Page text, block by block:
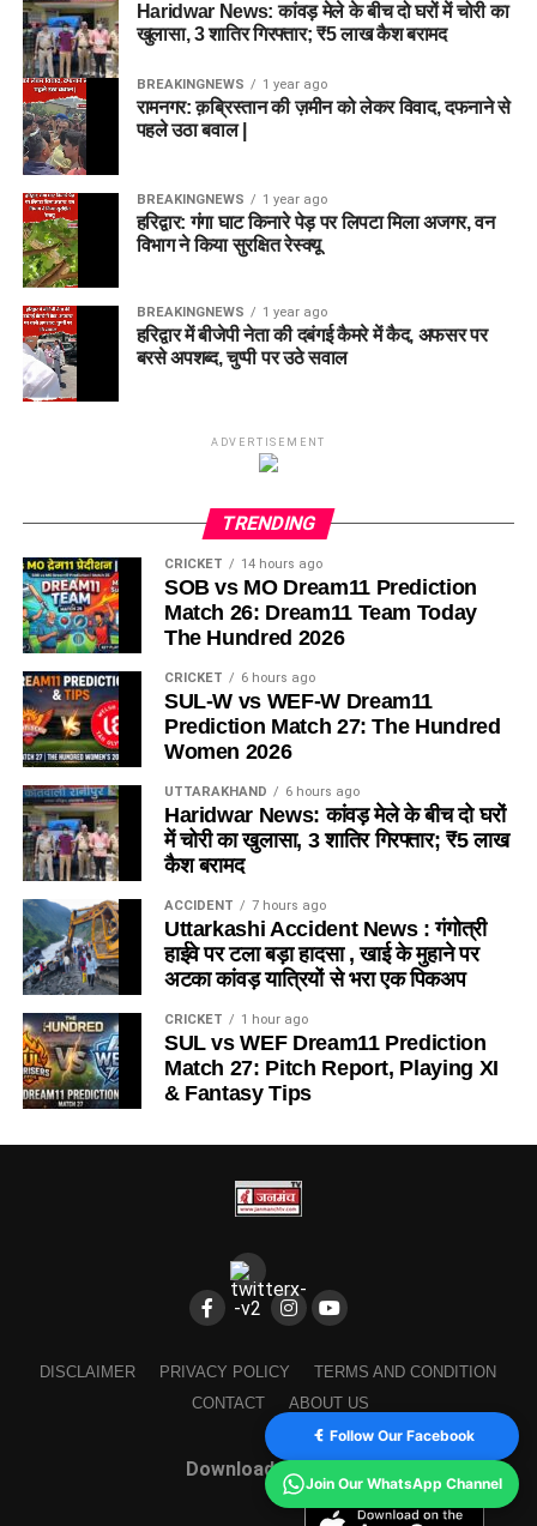
Haridwar News: कांवड़ मेले के बीच दो घरों में चोरी का
खुलासा, 3 शातिर गिरफ्तार; ₹5 लाख कैश बरामद
BREAKINGNEWS 1 year ago
रामनगर: क़ब्रिस्तान की ज़मीन को लेकर विवाद, दफनाने से
पहले उठा बवाल |
BREAKINGNEWS 1 year ago
हरिद्वार: गंगा घाट किनारे पेड़ पर लिपटा मिला अजगर, वन
विभाग ने किया सुरक्षित रेस्क्यू
BREAKINGNEWS 1 year ago
हरिद्वार में बीजेपी नेता की दबंगई कैमरे में कैद, अफसर पर
बरसे अपशब्द, चुप्पी पर उठे सवाल
ADVERTISEMENT
TRENDING
CRICKET 14 hours ago
SOB vs MO Dream11 Prediction
Match 26: Dream11 Team Today
The Hundred 2026
CRICKET 6 hours ago
SUL-W vs WEF-W Dream11
Prediction Match 27: The Hundred
Women 2026
UTTARAKHAND 6 hours ago
Haridwar News: कांवड़ मेले के बीच दो घरों
में चोरी का खुलासा, 3 शातिर गिरफ्तार; ₹5 लाख
कैश बरामद
ACCIDENT 7 hours ago
Uttarkashi Accident News : गंगोत्री
हाईवे पर टला बड़ा हादसा , खाई के मुहाने पर
अटका कांवड़ यात्रियों से भरा एक पिकअप
CRICKET 1 hour ago
SUL vs WEF Dream11 Prediction
Match 27: Pitch Report, Playing XI
& Fantasy Tips
DISCLAIMER PRIVACY POLICY
TERMS AND CONDITION
CONTACT
ABOUT US
Download Our App
Follow Our Facebook
Join Our WhatsApp Channel